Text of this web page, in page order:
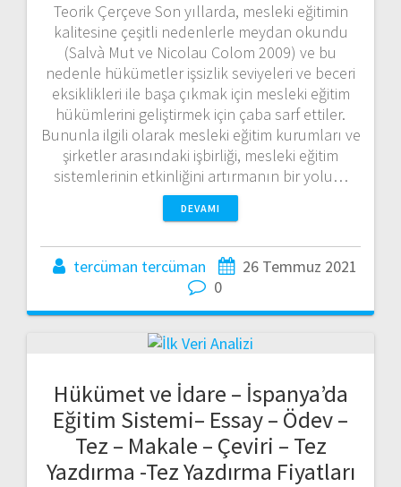
Teorik Çerçeve Son yıllarda, mesleki eğitimin
kalitesine çeşitli nedenlerle meydan okundu
(Salvà Mut ve Nicolau Colom 2009) ve bu
nedenle hükümetler işsizlik seviyeleri ve beceri
eksiklikleri ile başa çıkmak için mesleki eğitim
hükümlerini geliştirmek için çaba sarf ettiler.
Bununla ilgili olarak mesleki eğitim kurumları ve
şirketler arasındaki işbirliği, mesleki eğitim
sistemlerinin etkinliğini artırmanın bir yolu…
DEVAMI
tercüman tercüman
26 Temmuz 2021
0
Hükümet ve İdare – İspanya’da
Eğitim Sistemi– Essay – Ödev –
Tez – Makale – Çeviri – Tez
Yazdırma -Tez Yazdırma Fiyatları